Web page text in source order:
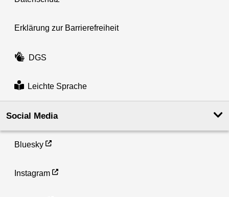
Erklärung zur Barrierefreiheit
DGS
Leichte Sprache
Social Media
Bluesky
Instagram